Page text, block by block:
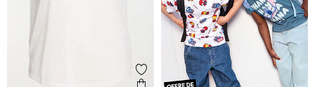
Ajouter aux favoris